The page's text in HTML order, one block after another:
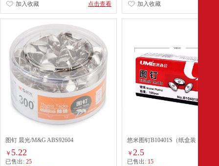
点击查看
加入收藏 加入收藏
图钉 晨光/M&G ABS92604
￥ 5.22
已售出: 25
悠米图钉B10401S（纸盒装 100pcs/
￥2.5
已售出: 15